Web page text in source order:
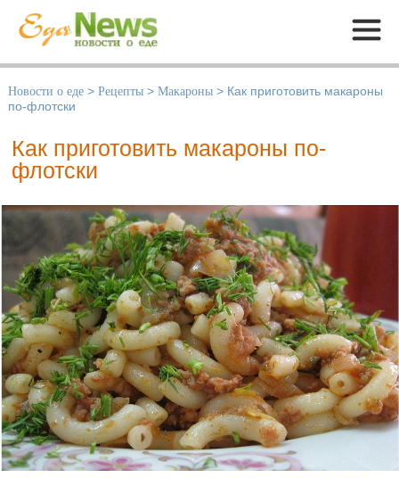
Меню
Новости о еде > Рецепты > Макароны > Как приготовить макароны
по-флотски
Как приготовить макароны по-
флотски